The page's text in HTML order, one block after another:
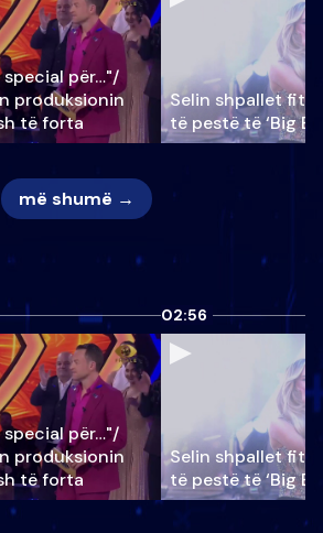
për…"/
produksionin
të forta
Selin shpallet
të pestë të ‘Big
më shumë →
për…"/
produksionin
të forta
02:56
Selin shpallet
të pestë të ‘Big